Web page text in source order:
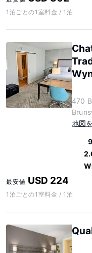
1泊ごとの1室料金 / 1泊
470
地図
最安値 USD 224
1泊ごとの1室料金 / 1泊